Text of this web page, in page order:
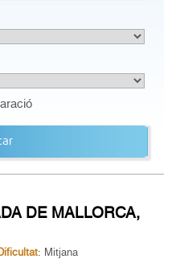
DE MALLORCA,
: Mitjana